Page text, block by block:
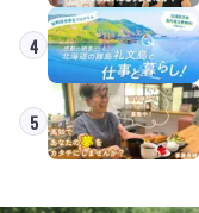
4
5